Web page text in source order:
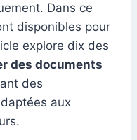
Dans ce
disponibles pour
explore dix des
des documents
des
aux